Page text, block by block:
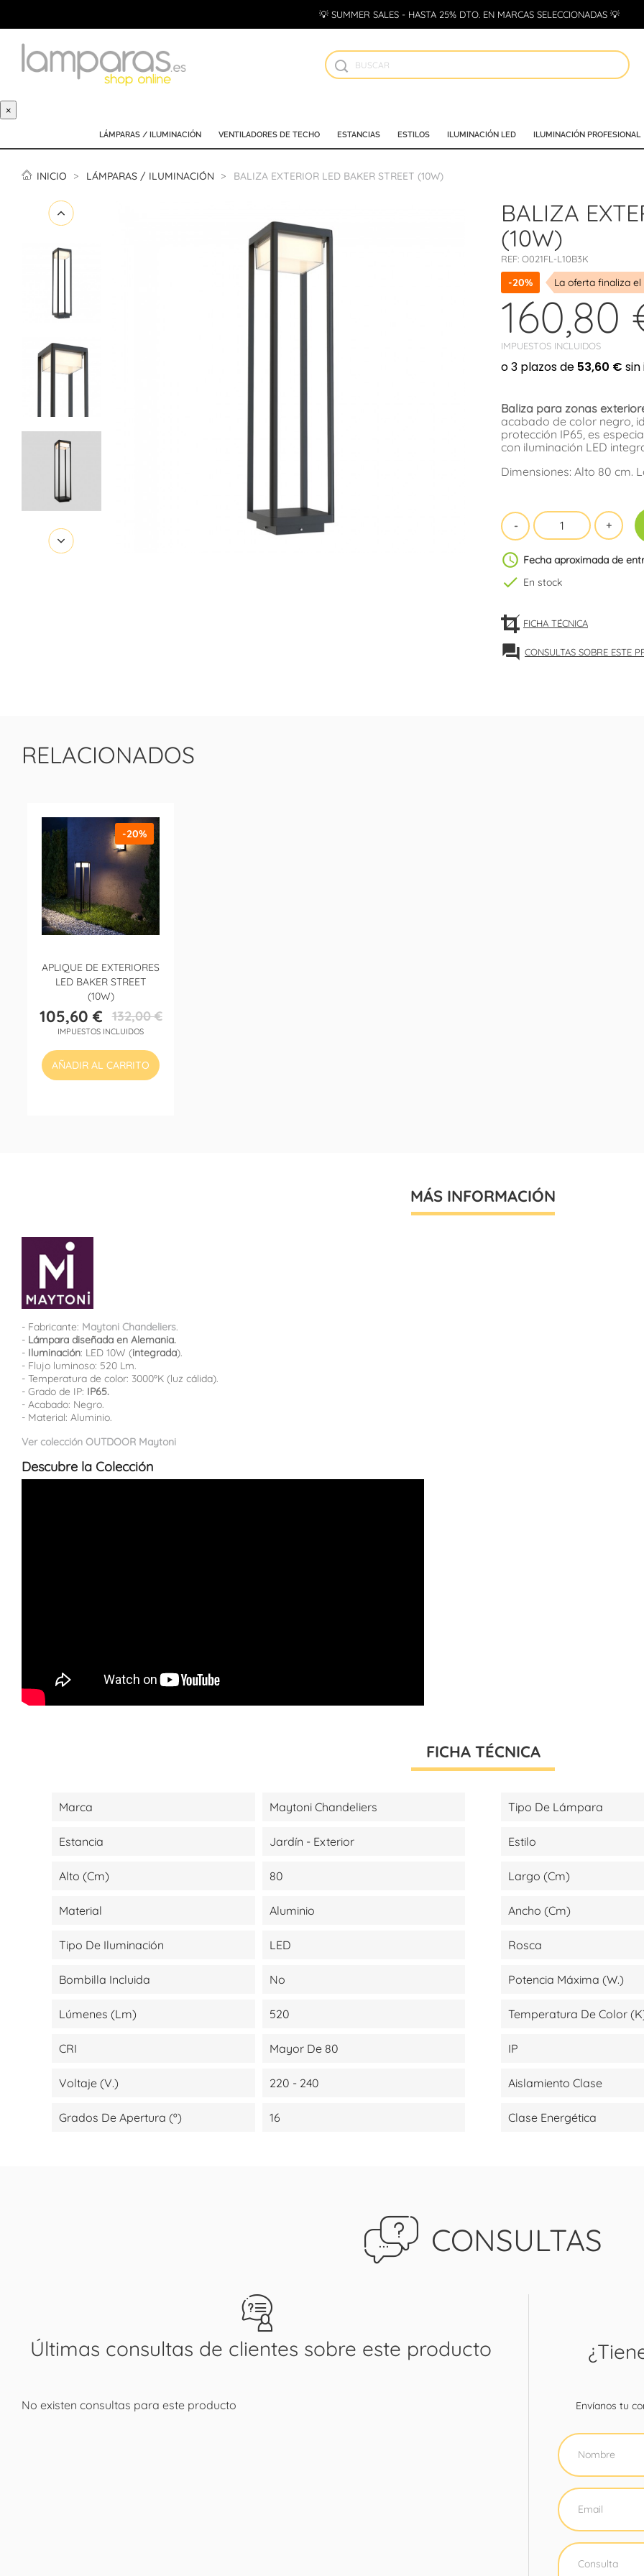
💡 SUMMER SALES - HASTA 25% DTO. EN MARCAS SELECCIONADAS 💡
×
LÁMPARAS / ILUMINACIÓN VENTILADORES DE TECHO ESTANCIAS ESTILOS ILUMINACIÓN LED ILUMINACIÓN PROFESIONAL
INICIO LÁMPARAS / ILUMINACIÓN BALIZA EXTERIOR LED BAKER STREET (10W)
BALIZA
(10W)
REF: O021FL-L10B3K
-20% La oferta finaliza el
160,80
IMPUESTOS INCLUIDOS
Baliza para zonas
acabado de color negro,
protección IP65, es
con iluminación LED
Dimensiones: Alto 80 cm.
schedule Fecha aproximada de
check En stock
FICHA TÉCNICA
forum CONSULTAS SOBRE ESTE
RELACIONADOS
APLIQUE DE EXTERIORES
LED BAKER STREET
(10W)
Precio
105,60 €Precio
base
132,00 €
IMPUESTOS INCLUIDOS
-20%
AÑADIR AL CARRITO
MÁS INFORMACIÓN
- Fabricante: Maytoni Chandeliers.
- Lámpara diseñada en Alemania.
- Iluminación: LED 10W (integrada).
- Flujo luminoso: 520 Lm.
- Temperatura de color: 3000ºK (luz cálida).
- Grado de IP: IP65.
- Acabado: Negro.
- Material: Aluminio.
Ver colección OUTDOOR Maytoni
Descubre la Colección
FICHA TÉCNICA
Marca Maytoni Chandeliers Tipo De Lámpara
Estancia Jardín - Exterior Estilo
Alto (cm) 80 Largo (cm)
Material Aluminio Ancho (cm)
Tipo De Iluminación LED Rosca
Bombilla Incluida No Potencia Máxima (W.)
Lúmenes (lm) 520 Temperatura De Color
CRI Mayor De 80 IP
Voltaje (V.) 220 - 240 Aislamiento Clase
Grados De Apertura (º) 16 Clase Energética
CONSULTAS
Últimas consultas de clientes sobre este producto
No existen consultas para este producto Envíanos tu